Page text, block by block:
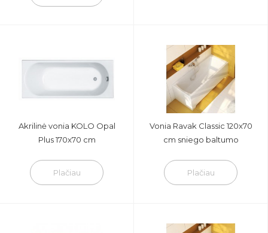
Akrilinė vonia KOLO Opal
Plus 170x70 cm
Plačiau
Vonia Ravak Classic 120x70
cm sniego baltumo
Plačiau